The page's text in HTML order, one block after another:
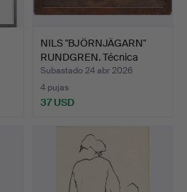
NILS "BJÖRNJÄGARN"
RUNDGREN. Técnica
mixta…
Subastado 24 abr 2026
4 pujas
37 USD